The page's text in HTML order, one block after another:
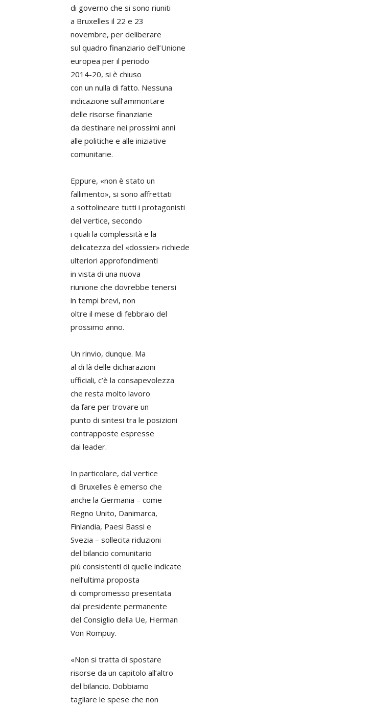
di governo che si sono riuniti
a Bruxelles il 22 e 23
novembre, per deliberare
sul quadro finanziario dell’Unione
europea per il periodo
2014-20, si è chiuso
con un nulla di fatto. Nessuna
indicazione sull’ammontare
delle risorse finanziarie
da destinare nei prossimi anni
alle politiche e alle iniziative
comunitarie.
Eppure, «non è stato un
fallimento», si sono affrettati
a sottolineare tutti i protagonisti
del vertice, secondo
i quali la complessità e la
delicatezza del «dossier» richiede
ulteriori approfondimenti
in vista di una nuova
riunione che dovrebbe tenersi
in tempi brevi, non
oltre il mese di febbraio del
prossimo anno.
Un rinvio, dunque. Ma
al di là delle dichiarazioni
ufficiali, c’è la consapevolezza
che resta molto lavoro
da fare per trovare un
punto di sintesi tra le posizioni
contrapposte espresse
dai leader.
In particolare, dal vertice
di Bruxelles è emerso che
anche la Germania – come
Regno Unito, Danimarca,
Finlandia, Paesi Bassi e
Svezia – sollecita riduzioni
del bilancio comunitario
più consistenti di quelle indicate
nell’ultima proposta
di compromesso presentata
dal presidente permanente
del Consiglio della Ue, Herman
Von Rompuy.
«Non si tratta di spostare
risorse da un capitolo all’altro
del bilancio. Dobbiamo
tagliare le spese che non